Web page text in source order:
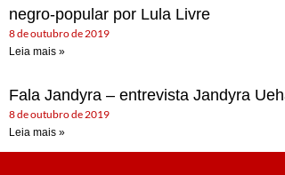
negro-popular por Lula Livre
8 de outubro de 2019
Leia mais »
Fala Jandyra – entrevista Jandyra
8 de outubro de 2019
Leia mais »